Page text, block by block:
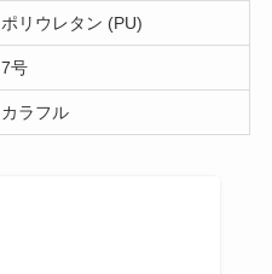
ポリウレタン (PU)
7号
カラフル